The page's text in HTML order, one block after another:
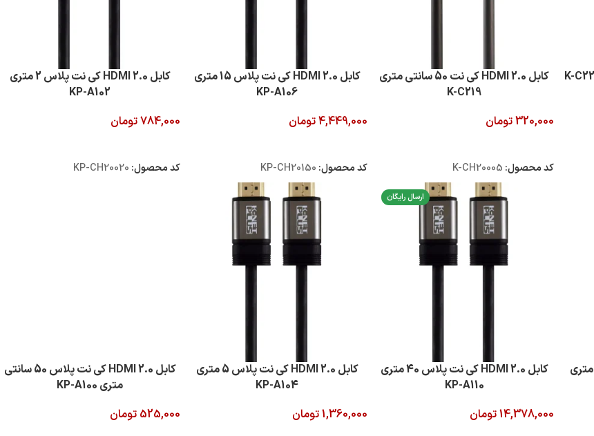
کابل 2.0 HDMI کی نت 50 سانتی متری
K-C219
320,000تومان
کد محصول: K-CH20005
کابل 2.0 HDMI کی نت پلاس 15 متری
KP-A106
4,449,000تومان
کد محصول: KP-CH20150
کابل 2.0 HDMI کی نت پلاس 2 متری
KP-A102
784,000تومان
کد محصول: KP-CH20020
کابل 2.0 HDMI کی نت پلاس 3 متری
ارسال رایگان
کابل 2.0 HDMI کی نت پلاس 40 متری
KP-A110
14,378,000تومان
کابل 2.0 HDMI کی نت پلاس 5 متری
KP-A104
1,360,000تومان
کابل 2.0 HDMI کی نت پلاس 50 سانتی
متری KP-A100
525,000 تومان